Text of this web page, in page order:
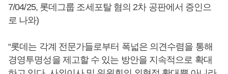
7/04/25, 롯데그룹 조세포탈 혐의 2차 공판에서 증인으
로 나와)
“롯데는 각계 전문가들로부터 폭넓은 의견수렴을 통해
경영투명성을 제고할 수 있는 방안을 지속적으로 확대